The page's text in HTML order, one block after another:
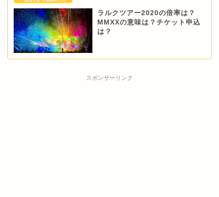
ラルクツアー2020の倍率は？
MMXXの意味は？チケット申込
は？
スポンサーリンク